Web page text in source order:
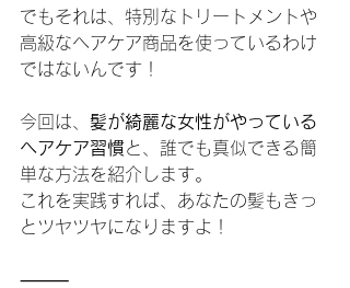
でもそれは、特別なトリートメントや
高級なヘアケア商品を使っているわけ
ではないんです！
今回は、 髪が綺麗な女性がやっている
ヘアケア習慣と、誰でも真似できる簡
単な方法を紹介します。
これを実践すれば、あなたの髪もきっ
とツヤツヤになりますよ！
⸻